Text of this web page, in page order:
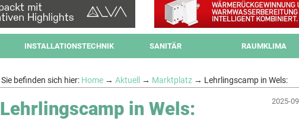
INSTALLATIONSTECHNIK SANITÄR RAUMKLIMA
Sie befinden sich hier: Home → Aktuell → Marktplatz → Lehrlingscamp in Wels:
2025-
Lehrlingscamp in Wels: